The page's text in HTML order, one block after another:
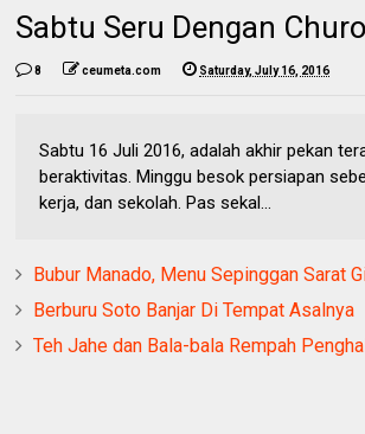
Sabtu Seru Dengan
8 ceumeta.com Saturday, July 16, 2016
Sabtu 16 Juli 2016, adalah akhir pekan
beraktivitas. Minggu besok persiapan
kerja, dan sekolah. Pas sekal...
Bubur Manado, Menu Sepinggan Sarat
Berburu Soto Banjar Di Tempat Asalnya
Teh Jahe dan Bala-bala Rempah